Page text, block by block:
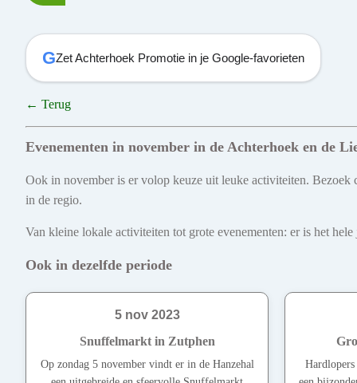
GZet Achterhoek Promotie in je Google-favorieten
← Terug
Evenementen in november in de Achterhoek en de
Ook in november is er volop keuze uit leuke activiteiten. Bezoek
in de regio.
Van kleine lokale activiteiten tot grote evenementen: er is het
Ook in dezelfde periode
5 nov 2023
Snuffelmarkt in Zutphen
Op zondag 5 november vindt er in de Hanzehal